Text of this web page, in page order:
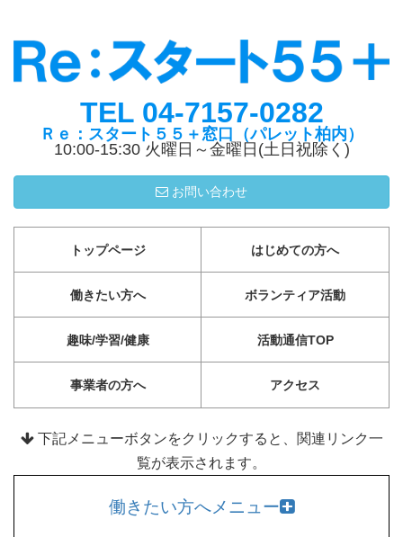
TEL 04-7157-0282
Ｒｅ：スタート５５＋窓口（パレット柏内）
10:00-15:30 火曜日～金曜日(土日祝除く)
お問い合わせ
トップページ はじめての方へ
働きたい方へ ボランティア活動
趣味/学習/健康 活動通信TOP
事業者の方へ アクセス
下記メニューボタンをクリックすると、関連リンク一
覧が表示されます。
働きたい方へメニュー